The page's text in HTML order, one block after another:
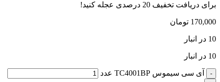
برای دریافت تخفیف 20 درصدی عجله کنید!
170,000 تومان
10 در انبار
10 در انبار
آی سی سیموس TC4001BP عدد